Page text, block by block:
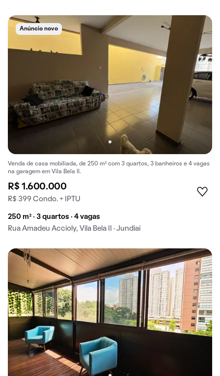
Anúncio novo
Venda de casa mobiliada, de 250 m² com 3 quartos, 3 banheiros e 4 vagas
na garagem em Vila Bela II.
R$ 1.600.000
R$ 399 Condo. + IPTU
250 m² · 3 quartos · 4 vagas
Rua Amadeu Accioly, Vila Bela II · Jundiaí